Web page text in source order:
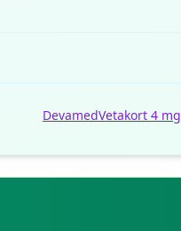
DevamedVetakort 4 mg